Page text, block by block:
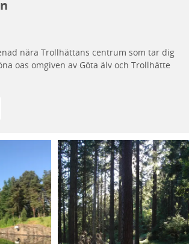
nära Trollhättans centrum som tar dig
oas omgiven av Göta älv och Trollhätte